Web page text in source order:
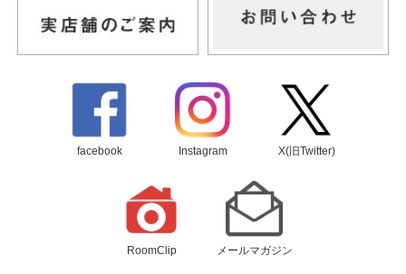
facebook Instagram X(旧Twitter)
RoomClip メールマガジン